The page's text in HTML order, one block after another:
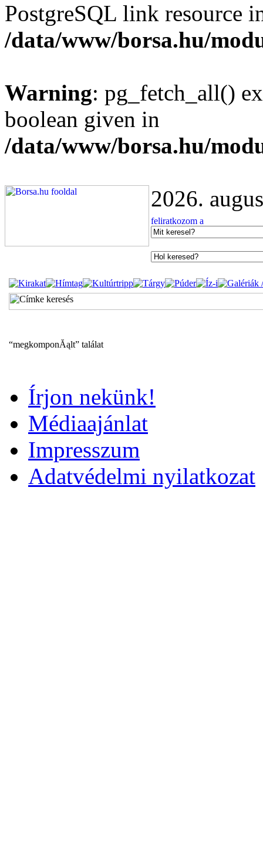
PostgreSQL link resource
/data/www/borsa.hu/
Warning: pg_fetch_all()
boolean given in
/data/www/borsa.hu/
2026.
“megkomponĂąlt” találat
Írjon nekünk!
Médiaajánlat
Impresszum
Adatvédelmi nyilatkozat